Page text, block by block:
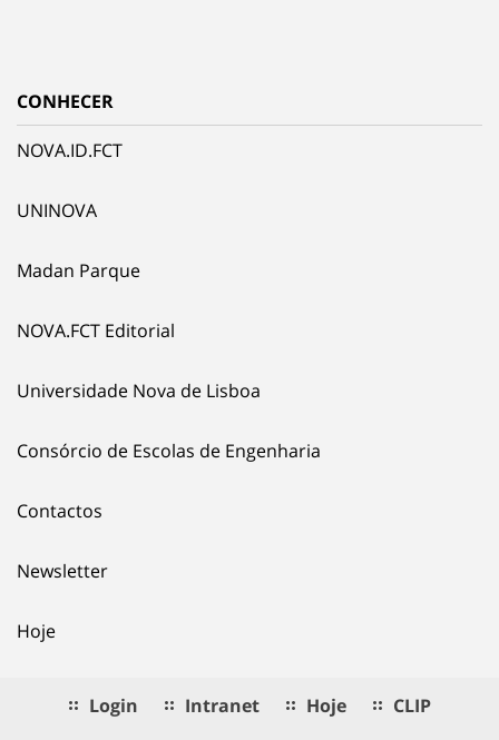
CONHECER
NOVA.ID.FCT
UNINOVA
Madan Parque
NOVA.FCT Editorial
Universidade Nova de Lisboa
Consórcio de Escolas de Engenharia
Contactos
Newsletter
Hoje
Login Intranet Hoje CLIP